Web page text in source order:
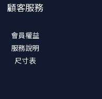
顧客服務
會員權益
服務說明
尺寸表